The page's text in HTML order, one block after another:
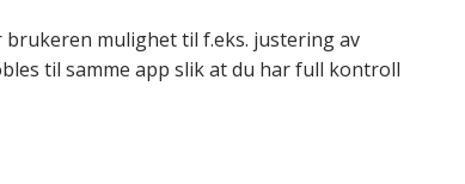
mulighet til f.eks. justering av
til samme app slik at du har full kontroll